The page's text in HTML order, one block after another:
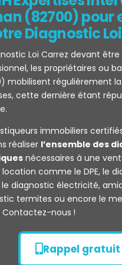
Mesurage
CARREZ
(82700) pour
Diagnostic
Loi Carrez devant
les propriétaires ou
mobilisent régulièrement la
cette dernière étant
immobiliers
réaliser l’ensemble des
nécessaires à une
comme le DPE, le
diagnostic électricité,
termites ou encore le
Contactez-nous !
Rappel gratuit